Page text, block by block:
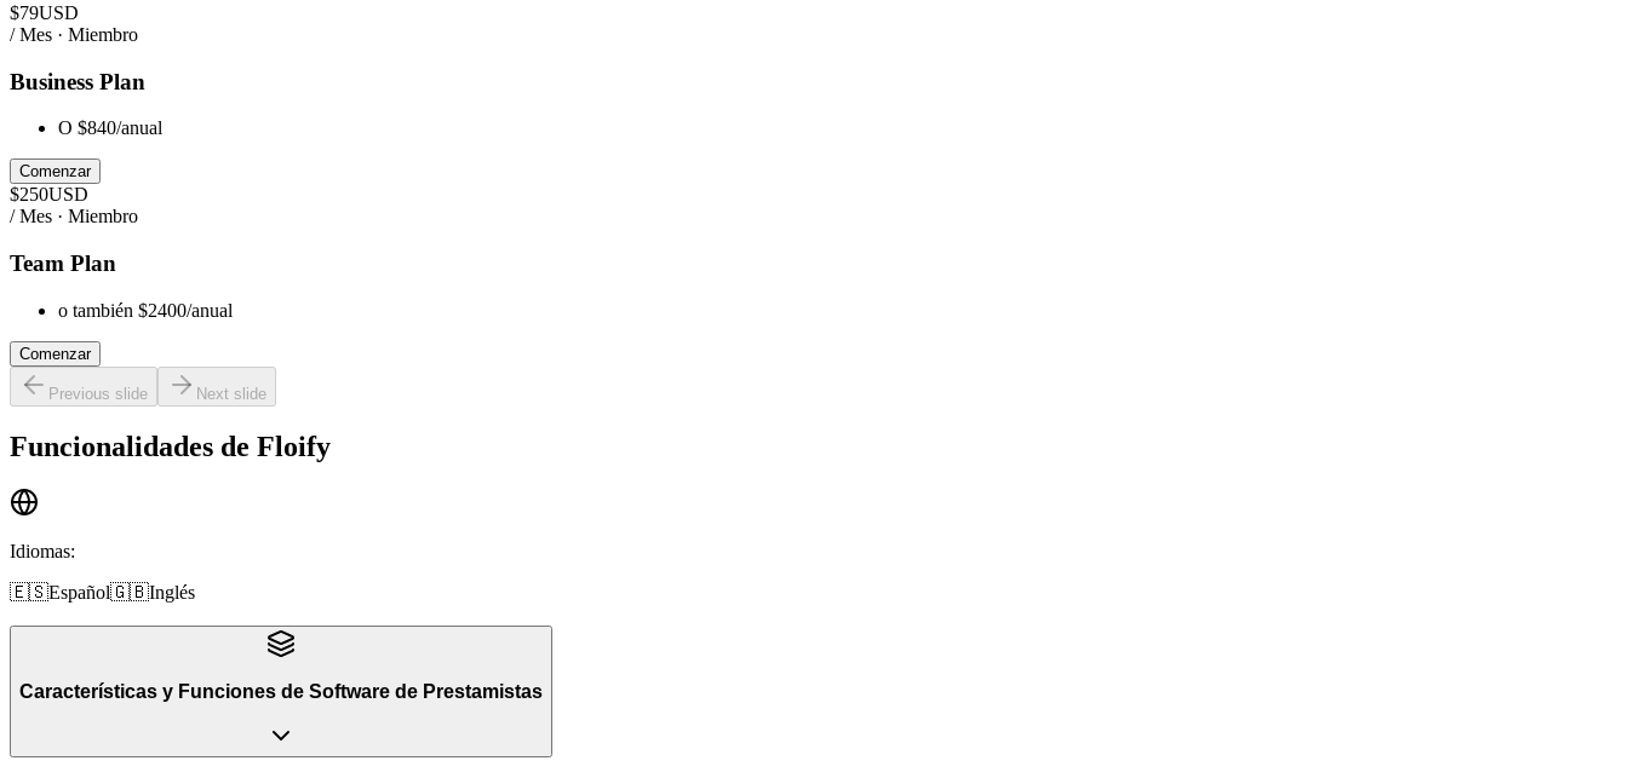
$79USD
/ Mes · Miembro
Business Plan
O $840/anual
Comenzar
$250USD
/ Mes · Miembro
Team Plan
o también $2400/anual
Comenzar
Previous slide Next slide
Funcionalidades de Floify
Idiomas:
🇪🇸Español🇬🇧Inglés
Características y Funciones de Software de Prestamistas